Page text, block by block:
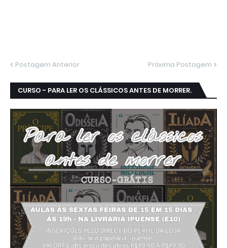
Postagem Anterior Próxima Postagem
CURSO - PARA LER OS CLÁSSICOS ANTES DE MORRER.